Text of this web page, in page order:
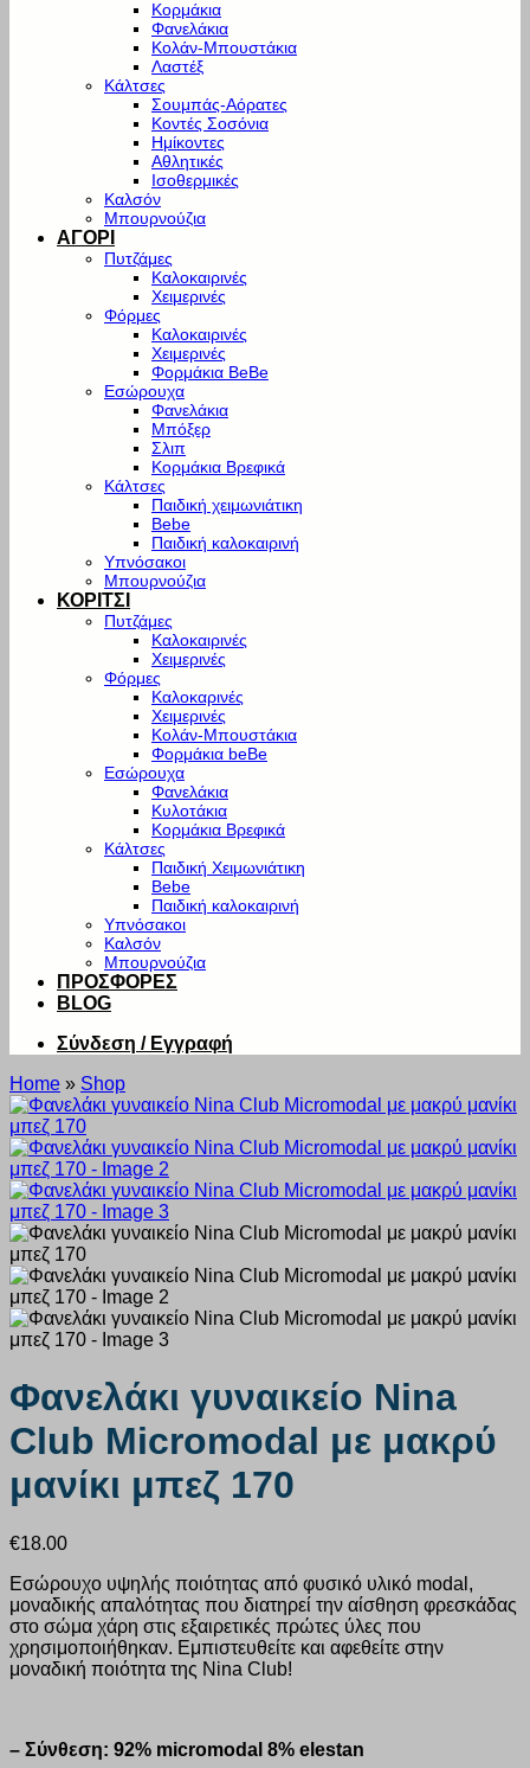
Κορμάκια
Φανελάκια
Κολάν-Μπουστάκια
Λαστέξ
Κάλτσες
Σουμπάς-Αόρατες
Κοντές Σοσόνια
Ημίκοντες
Αθλητικές
Ισοθερμικές
Καλσόν
Μπουρνούζια
ΑΓΟΡΙ
Πυτζάμες
Καλοκαιρινές
Χειμερινές
Φόρμες
Καλοκαιρινές
Χειμερινές
Φορμάκια BeBe
Εσώρουχα
Φανελάκια
Μπόξερ
Σλιπ
Κορμάκια Βρεφικά
Κάλτσες
Παιδική χειμωνιάτικη
Bebe
Παιδική καλοκαιρινή
Υπνόσακοι
Μπουρνούζια
ΚΟΡΙΤΣΙ
Πυτζάμες
Καλοκαιρινές
Χειμερινές
Φόρμες
Καλοκαρινές
Χειμερινές
Κολάν-Μπουστάκια
Φορμάκια beBe
Εσώρουχα
Φανελάκια
Κυλοτάκια
Κορμάκια Βρεφικά
Κάλτσες
Παιδική Χειμωνιάτικη
Bebe
Παιδική καλοκαιρινή
Υπνόσακοι
Καλσόν
Μπουρνούζια
ΠΡΟΣΦΟΡΕΣ
BLOG
Σύνδεση / Εγγραφή
Home » Shop
Φανελάκι γυναικείο Nina
Club Micromodal με μακρύ
μανίκι μπεζ 170
€18.00
Εσώρουχο υψηλής ποιότητας από φυσικό υλικό modal,
μοναδικής απαλότητας που διατηρεί την αίσθηση φρεσκάδας
στο σώμα χάρη στις εξαιρετικές πρώτες ύλες που
χρησιμοποιήθηκαν. Εμπιστευθείτε και αφεθείτε στην
μοναδική ποιότητα της Nina Club!
– Σύνθεση: 92% micromodal 8% elestan